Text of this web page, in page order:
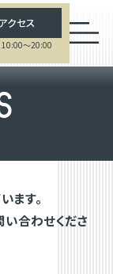
アクセス
10:00～20:00
ます。
合わせくださ